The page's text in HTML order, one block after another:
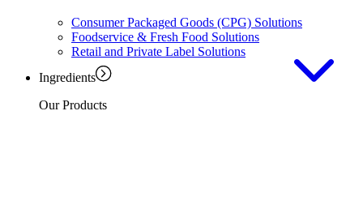
Consumer Packaged Goods (CPG) Solutions
Foodservice & Fresh Food Solutions
Retail and Private Label Solutions
Ingredients
Our Products